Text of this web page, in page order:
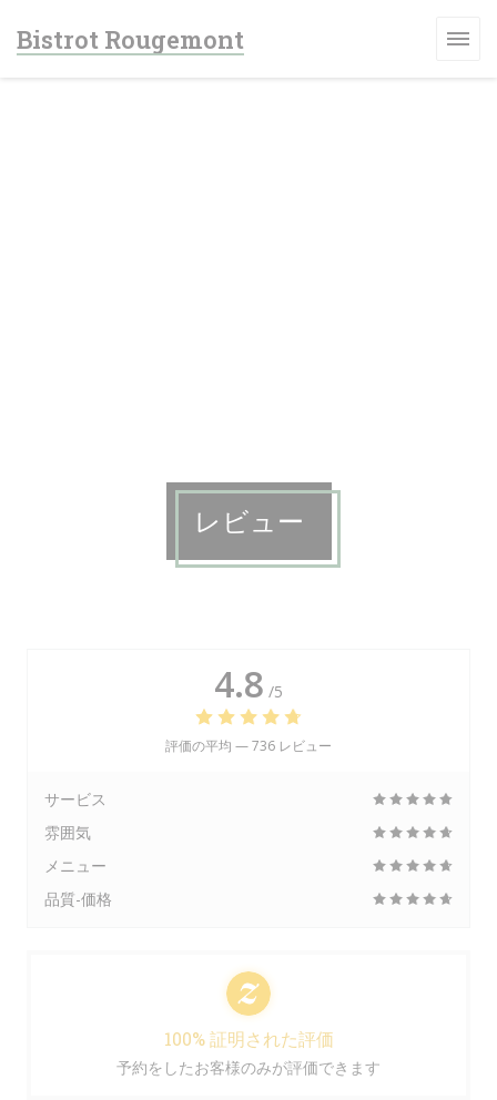
Bistrot Rougemont
レビュー
4.8 /5
評価の平均 —736 レビュー
サービス
雰囲気
メニュー
品質-価格
100% 証明された評価
予約をしたお客様のみが評価できます